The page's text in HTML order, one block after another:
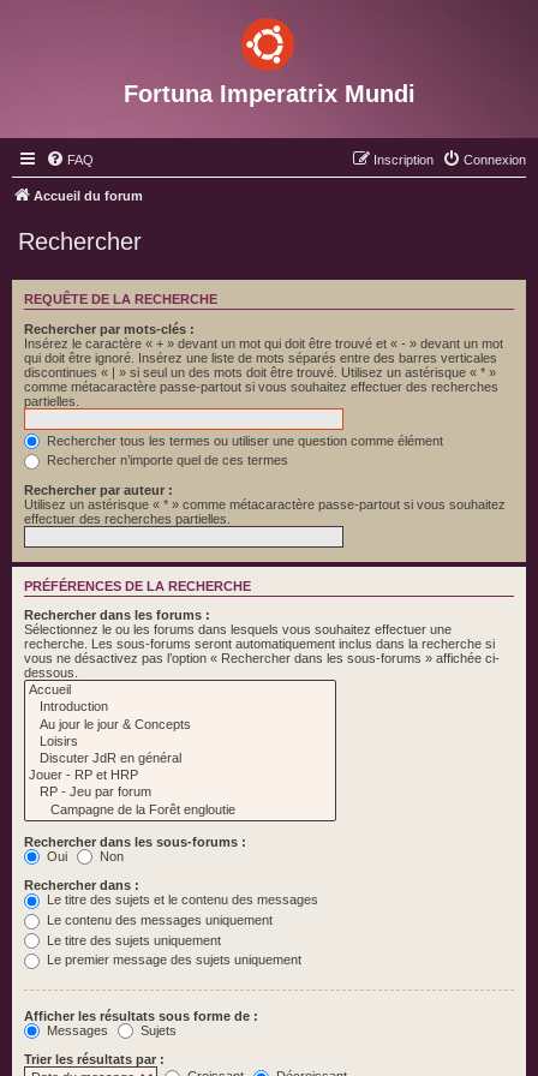
Fortuna Imperatrix Mundi
FAQ Connexion
Inscription
Accueil du forum
Rechercher
REQUÊTE DE LA RECHERCHE
Rechercher par mots-clés :
Insérez le caractère « + » devant un mot qui doit être trouvé et « - » devant un mot
qui doit être ignoré. Insérez une liste de mots séparés entre des barres verticales
discontinues « | » si seul un des mots doit être trouvé. Utilisez un astérisque « * »
comme métacaractère passe-partout si vous souhaitez effectuer des recherches
partielles.
Rechercher tous les termes ou utiliser une question comme élément
Rechercher n’importe quel de ces termes
Rechercher par auteur :
Utilisez un astérisque « * » comme métacaractère passe-partout si vous souhaitez
effectuer des recherches partielles.
PRÉFÉRENCES DE LA RECHERCHE
Rechercher dans les forums :
Sélectionnez le ou les forums dans lesquels vous souhaitez effectuer une
recherche. Les sous-forums seront automatiquement inclus dans la recherche si
vous ne désactivez pas l’option « Rechercher dans les sous-forums » affichée ci-
dessous.
Rechercher dans les sous-forums :
Oui
Non
Rechercher dans :
Le titre des sujets et le contenu des messages
Le contenu des messages uniquement
Le titre des sujets uniquement
Le premier message des sujets uniquement
Afficher les résultats sous forme de :
Messages
Sujets
Trier les résultats par :